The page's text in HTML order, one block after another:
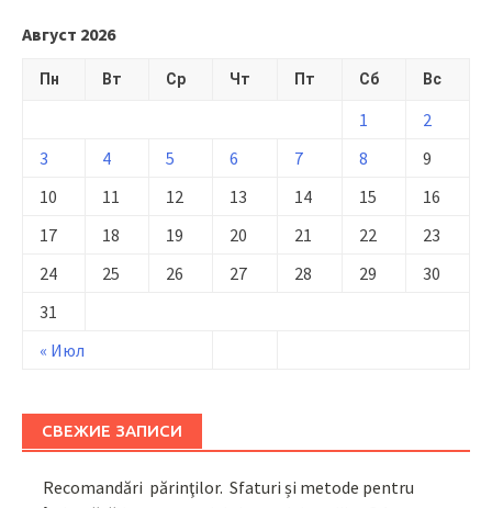
Август 2026
Пн Вт Ср Чт Пт Сб Вс
« Июл
1
2
3
4 5 6 7 8
9
10
11 12 13 14 15
16
17
18 19 20 21 22
23
24
25 26 27 28 29
30
31
СВЕЖИЕ ЗАПИСИ
Recomandări părinţilor. Sfaturi și metode pentru